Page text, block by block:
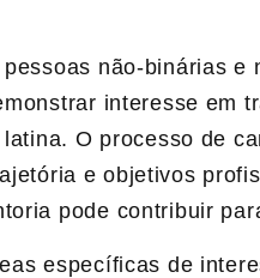
não-binárias e
interesse em
O processo de
e objetivos
pode contribuir
específicas de